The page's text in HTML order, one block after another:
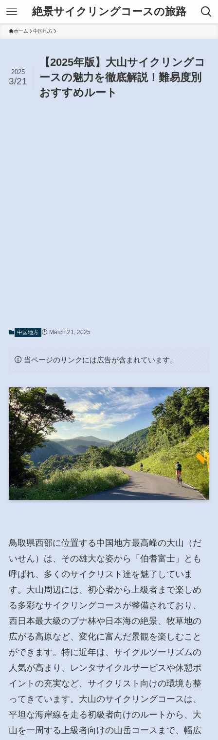
絶景サイクリングコースの旅路
ホーム 中国地方
【2025年版】大山サイクリングコ
ースの魅力を徹底解説！難易度別
おすすめルート
2025
3/21
中国地方 March 21, 2025
当ページのリンクには広告が含まれています。
鳥取県西部に位置する中国地方最高峰の大山（だ
いせん）は、その雄大な姿から「伯耆富士」とも
呼ばれ、多くのサイクリスト達を魅了していま
す。大山周辺には、初心者から上級者まで楽しめ
る多彩なサイクリングコースが整備されており、
西日本最大級のブナ林や日本海の絶景、牧草地の
広がる高原など、変化に富んだ景観を楽しむこと
ができます。特に近年は、サイクルツーリズムの
人気が高まり、レンタサイクルサービスや休憩ポ
イントの充実など、サイクリスト向けの環境も整
ってきています。大山のサイクリングコースは、
平坦な海岸線を走る初級者向けのルートから、大
山を一周する上級者向けの山岳コースまで、幅広